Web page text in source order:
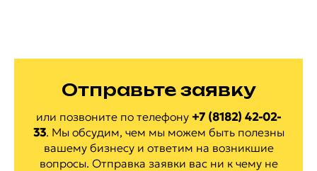
Отправьте заявку
или позвоните по телефону +7 (8182) 42-02-
33. Мы обсудим, чем мы можем быть полезны
вашему бизнесу и ответим на возникшие
вопросы. Отправка заявки вас ни к чему не